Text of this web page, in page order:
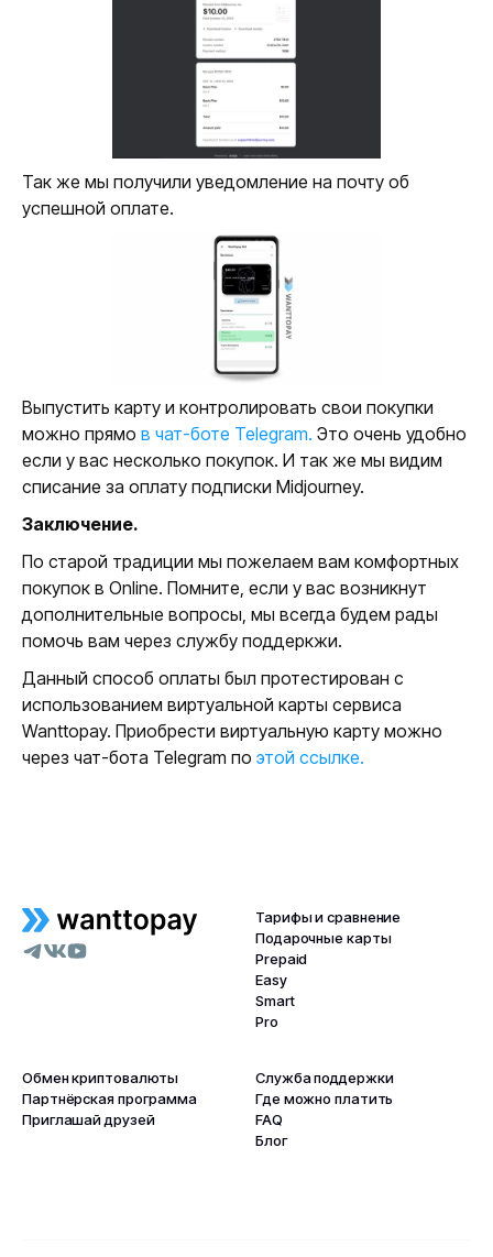
Так же мы получили уведомление на почту об
успешной оплате.
Выпустить карту и контролировать свои покупки
можно прямо в чат-боте Telegram. Это очень удобно
если у вас несколько покупок. И так же мы видим
списание за оплату подписки Midjourney.
Заключение.
По старой традиции мы пожелаем вам комфортных
покупок в Online. Помните, если у вас возникнут
дополнительные вопросы, мы всегда будем рады
помочь вам через службу поддеркжи.
Данный способ оплаты был протестирован с
использованием виртуальной карты сервиса
Wanttopay. Приобрести виртуальную карту можно
через чат-бота Telegram по этой ссылке.
Тарифы и сравнение
Подарочные карты
Prepaid
Easy
Smart
Pro
Обмен криптовалюты
Партнёрская программа
Приглашай друзей
Служба поддержки
Где можно платить
FAQ
Блог